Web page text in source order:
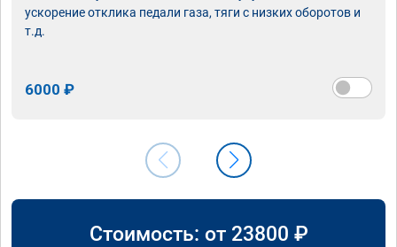
ускорение отклика педали газа, тяги с низких оборотов и
т.д.
6000 ₽
Стоимость: от 23800 ₽